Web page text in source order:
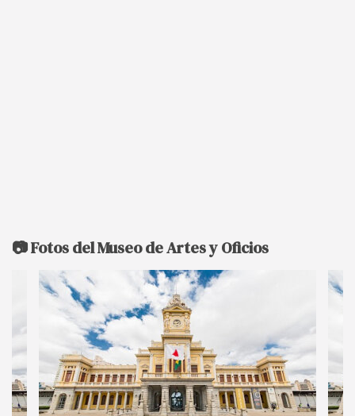
📷 Fotos del Museo de Artes y Oficios